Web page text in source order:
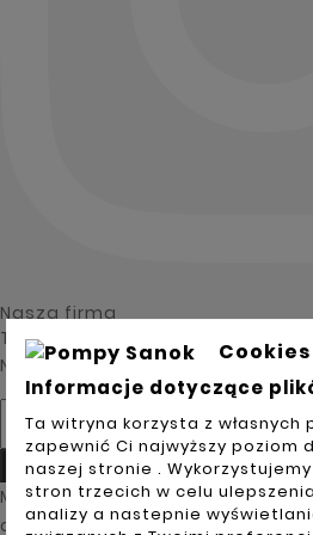
Nasza firma
Twoje konto
Newsletter
Tak
Możesz zrezygnować w każdej
odnaleźć szczegóły w naszej
Cookies
Informacje dotyczące
Ta witryna korzysta z własnych
zapewnić Ci najwyższy poziom
naszej stronie .
stron trzecich w celu ulepszenia
analizy a nastepnie